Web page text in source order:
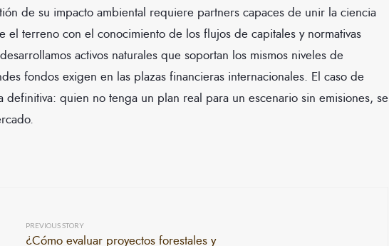
de su impacto ambiental requiere partners capaces de unir la ciencia
el terreno con el conocimiento de los flujos de capitales y normativas
activos naturales que soportan los mismos niveles de
fondos exigen en las plazas financieras internacionales. El caso de
definitiva: quien no tenga un plan real para un escenario sin emisiones, se
PREVIOUS STORY
¿Cómo evaluar proyectos forestales y